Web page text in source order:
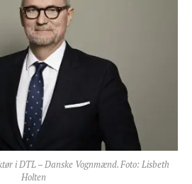
i DTL – Danske Vognmænd. Foto: Lisbeth
Holten